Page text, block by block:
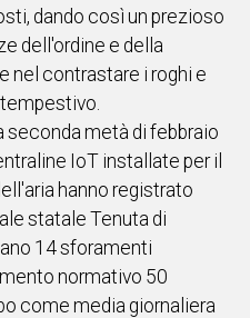
dando così un prezioso
dell'ordine e della
nel contrastare i roghi e
seconda metà di febbraio
IoT installate per il
hanno registrato
statale Tenuta di
14 sforamenti
normativo 50
come media giornaliera